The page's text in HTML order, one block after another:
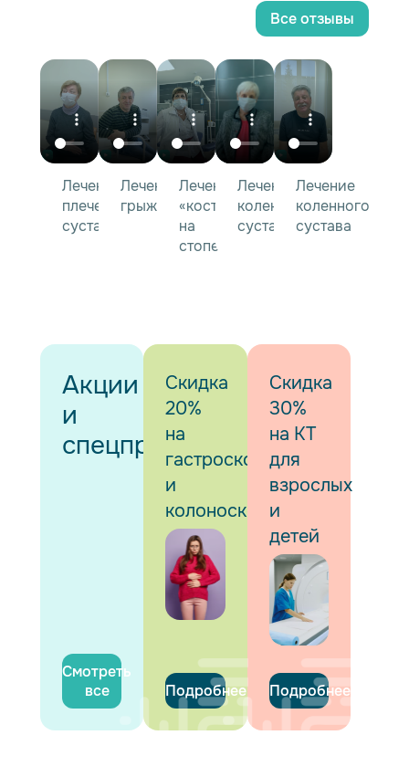
Все отзывы
Лечение
плечевого
сустава
Лечение
грыжи
Лечение
«косточки»
на
стопе
Лечение
коленного
сустава
Лечение
коленного
сустава
Акции
и
спецпредложения
Смотреть
все
Скидка
20%
на
гастроскопию
и
колоноскопию
Подробнее
Скидка
30%
на КТ
для
взрослых
и
детей
Подробнее